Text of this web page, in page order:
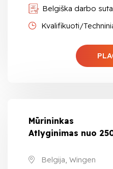
Belgiška darbo
Kvalifikuoti/
Mūrininkas
Atlyginimas nuo
Belgija, Wingen